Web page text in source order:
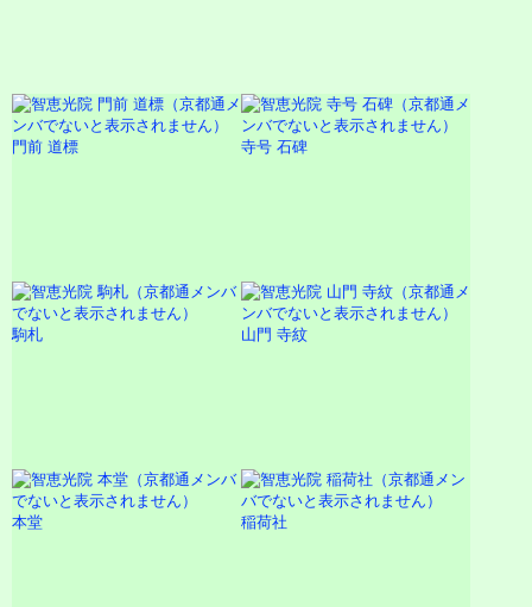
門前 道標 寺号 石碑
駒札 山門 寺紋
本堂 稲荷社